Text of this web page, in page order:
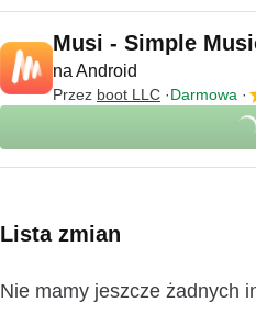
Musi - Simple
na Android
Przez boot LLC Darmowa
Lista zmian
Nie mamy jeszcze żadnych